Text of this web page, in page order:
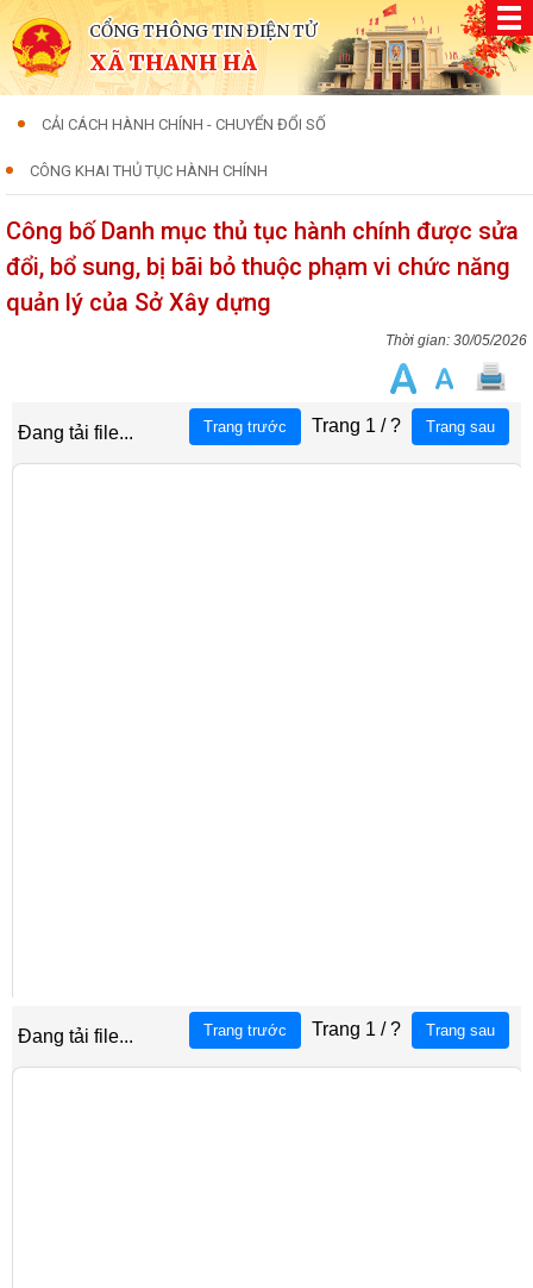
CỔNG THÔNG TIN ĐIỆN TỬ
XÃ THANH HÀ
CẢI CÁCH HÀNH CHÍNH - CHUYỂN ĐỔI SỐ
CÔNG KHAI THỦ TỤC HÀNH CHÍNH
Công bố Danh mục thủ tục hành chính được sửa
đổi, bổ sung, bị bãi bỏ thuộc phạm vi chức năng
quản lý của Sở Xây dựng
30/05/2026